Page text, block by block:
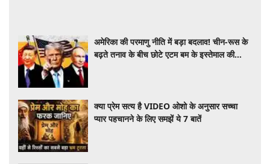
अमेरिका की परमाणु नीति में बड़ा बदलाव! चीन-रूस के
बढ़ते तनाव के बीच छोटे एटम बम के इस्तेमाल की
क्या प्रेम सत्य है VIDEO ओशो के अनुसार सच्चा
प्यार पहचानने के लिए समझें ये 7 बातें